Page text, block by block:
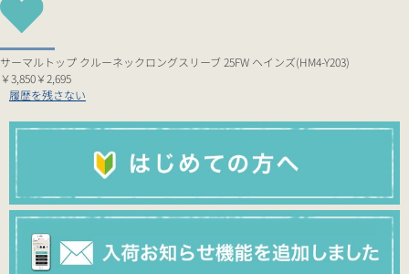
サーマルトップ クルーネックロングスリーブ 25FW ヘインズ(HM4-Y203)
￥3,850￥2,695
履歴を残さない